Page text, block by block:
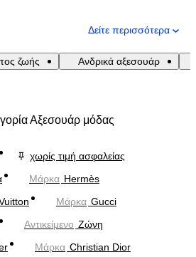
Δείτε περισσότερα
ζωής Ανδρικά αξεσουάρ
Αξεσουάρ μόδας
χωρίς τιμή ασφαλείας
Μάρκα Hermès
Μάρκα Gucci
Αντικείμενο Ζώνη
Μάρκα Christian Dior